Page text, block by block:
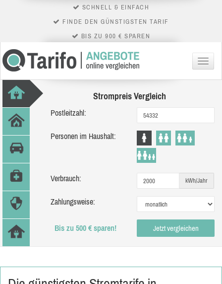
SCHNELL & EINFACH
FINDE DEN GÜNSTIGSTEN TARIF
BIS ZU 900 € SPAREN
Menü
Strompreis Vergleich
Postleitzahl:
Personen im Haushalt:
Verbrauch: kWh/Jahr
Zahlungsweise:
Bis zu 500 € sparen! Jetzt vergleichen